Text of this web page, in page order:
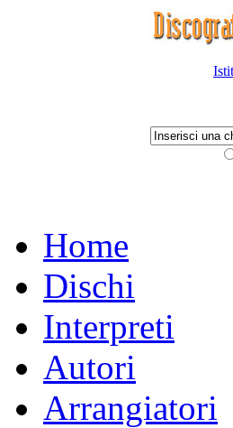
Home
Dischi
Interpreti
Autori
Arrangiatori